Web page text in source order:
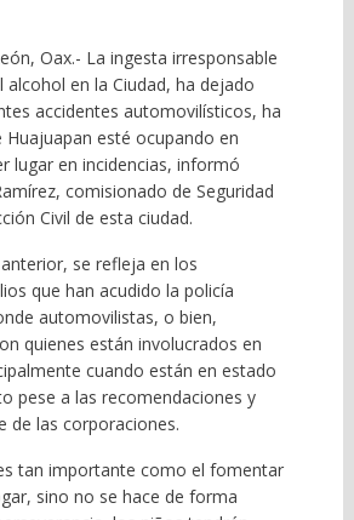
Oax.- La ingesta irresponsable
alcohol en la Ciudad, ha dejado
accidentes automovilísticos, ha
esté ocupando en
lugar en incidencias, informó
comisionado de Seguridad
Civil de esta ciudad.
se refleja en los
que han acudido la policía
automovilistas, o bien,
quienes están involucrados en
cuando están en estado
pese a las recomendaciones y
de las corporaciones.
tan importante como el fomentar
sino no se hace de forma